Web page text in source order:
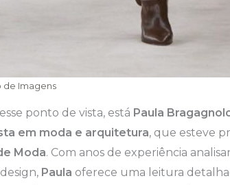
de Imagens
ponto de vista, está Paula
em moda e arquitetura, que esteve
Moda. Com anos de experiência
Paula oferece uma leitura